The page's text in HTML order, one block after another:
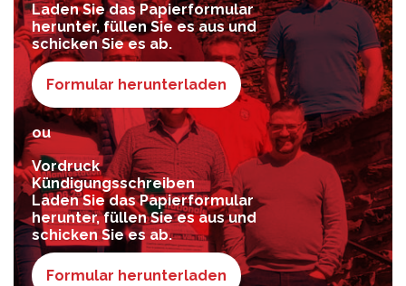
Laden Sie das Papierformular
herunter, füllen Sie es aus und
schicken Sie es ab.
Formular herunterladen
ou
Vordruck
Kündigungsschreiben
Laden Sie das Papierformular
herunter, füllen Sie es aus und
schicken Sie es ab.
Formular herunterladen